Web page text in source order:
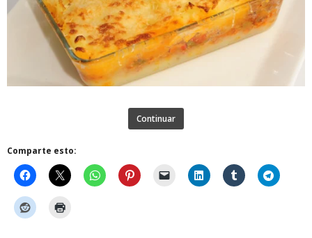
Continuar
Comparte esto: